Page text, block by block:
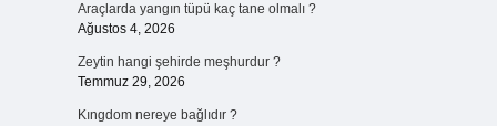
Araçlarda yangın tüpü kaç tane olmalı ?
Ağustos 4, 2026
Zeytin hangi şehirde meşhurdur ?
Temmuz 29, 2026
Kıngdom nereye bağlıdır ?